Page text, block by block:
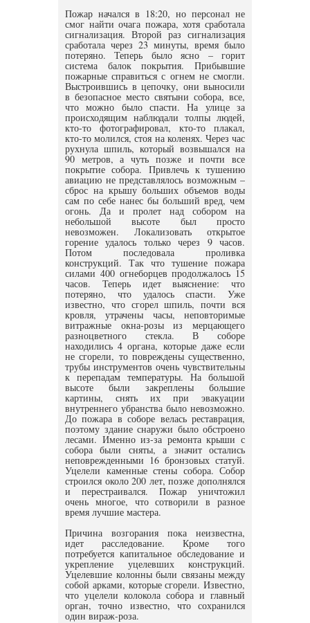
Пожар начался в 18:20, но персонал не
смог найти очага пожара, хотя сработала
сигнализация. Второй раз сигнализация
сработала через 23 минуты, время было
потеряно. Теперь было ясно – горит
система балок покрытия. Прибывшие
пожарные справиться с огнем не смогли.
Выстроившись в цепочку, они выносили
в безопасное место святыни собора, все,
что можно было спасти. На улице за
происходящим наблюдали толпы людей,
кто-то фотографировал, кто-то плакал,
кто-то молился, стоя на коленях. Через час
рухнула шпиль, который возвышался на
90 метров, а чуть позже и почти все
покрытие собора. Привлечь к тушению
авиацию не представлялось возможным –
сброс на крышу больших объемов воды
сам по себе нанес бы больший вред, чем
огонь. Да и пролет над собором на
небольшой высоте был просто
невозможен. Локализовать открытое
горение удалось только через 9 часов.
Потом последовала проливка
конструкций. Так что тушение пожара
силами 400 огнеборцев продолжалось 15
часов. Теперь идет выяснение: что
потеряно, что удалось спасти. Уже
известно, что сгорел шпиль, почти вся
кровля, утрачены часы, неповторимые
витражные окна-розы из мерцающего
разноцветного стекла. В соборе
находились 4 органа, которые даже если
не сгорели, то повреждены существенно,
трубы инструментов очень чувствительны
к перепадам температуры. На большой
высоте были закреплены большие
картины, снять их при эвакуации
внутреннего убранства было невозможно.
До пожара в соборе велась реставрация,
поэтому здание снаружи было обстроено
лесами. Именно из-за ремонта крыши с
собора были сняты, а значит остались
неповрежденными 16 бронзовых статуй.
Уцелели каменные стены собора. Собор
строился около 200 лет, позже дополнялся
и перестраивался. Пожар уничтожил
очень многое, что сотворили в разное
время лучшие мастера.
Причина возгорания пока неизвестна,
идет расследование. Кроме того
потребуется капитальное обследование и
укрепление уцелевших конструкций.
Уцелевшие колонны были связаны между
собой арками, которые сгорели. Известно,
что уцелели колокола собора и главный
орган, точно известно, что сохранился
один вираж-роза.